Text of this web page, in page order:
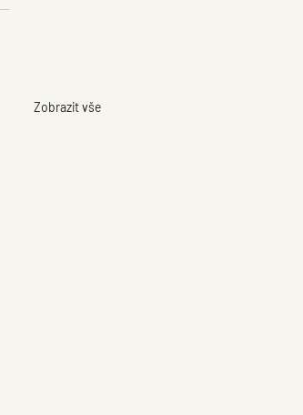
Zobrazit vše